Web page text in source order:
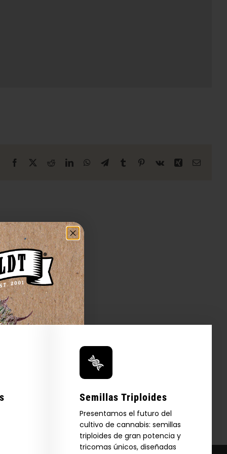
Facebook RedditLinkedInWhatsAppTelegrama
Tumblr Pinterest
Vk Xing Correo
Semillas Triploides
Presentamos el futuro del
cultivo de cannabis: semillas
triploides de gran potencia y
tricomas únicos, diseñadas